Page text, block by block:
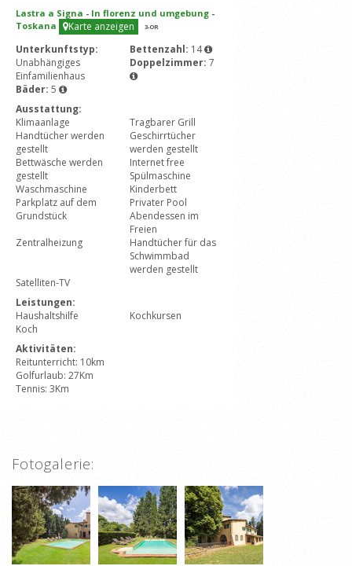
Lastra a Signa - In florenz und umgebung -
Toskana
Karte anzeigen 3-OR
Unterkunftstyp:
Unabhängiges
Einfamilienhaus
Bettenzahl: 14
Doppelzimmer: 7
Bäder: 5
Ausstattung:
Klimaanlage
Tragbarer Grill
Handtücher werden
gestellt
Geschirrtücher
werden gestellt
Bettwäsche werden
gestellt
Internet free
Spülmaschine
Waschmaschine
Kinderbett
Parkplatz auf dem
Grundstück
Privater Pool
Abendessen im
Freien
Zentralheizung
Handtücher für das
Schwimmbad
werden gestellt
Satelliten-TV
Leistungen:
Haushaltshilfe
Kochkursen
Koch
Aktivitäten:
Reitunterricht: 10km
Golfurlaub: 27Km
Tennis: 3Km
Fotogalerie: